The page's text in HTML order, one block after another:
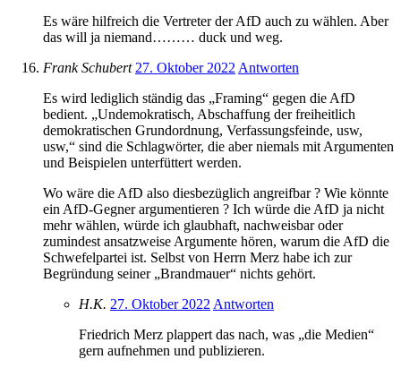
Es wäre hilfreich die Vertreter der AfD auch zu wählen. Aber
das will ja niemand……… duck und weg.
Frank Schubert 27. Oktober 2022Antworten
Es wird lediglich ständig das „Framing“ gegen die AfD
bedient. „Undemokratisch, Abschaffung der freiheitlich
demokratischen Grundordnung, Verfassungsfeinde, usw,
usw,“ sind die Schlagwörter, die aber niemals mit Argumenten
und Beispielen unterfüttert werden.
Wo wäre die AfD also diesbezüglich angreifbar ? Wie könnte
ein AfD-Gegner argumentieren ? Ich würde die AfD ja nicht
mehr wählen, würde ich glaubhaft, nachweisbar oder
zumindest ansatzweise Argumente hören, warum die AfD die
Schwefelpartei ist. Selbst von Herrn Merz habe ich zur
Begründung seiner „Brandmauer“ nichts gehört.
H.K. 27. Oktober 2022Antworten
Friedrich Merz plappert das nach, was „die Medien“
gern aufnehmen und publizieren.